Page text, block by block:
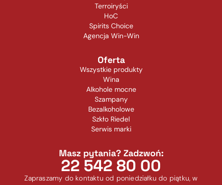
Terroiryści
HoC
Spirits Choice
Agencja Win-Win
Oferta
Wszystkie produkty
Wina
Alkohole mocne
Szampany
Bezalkoholowe
Szkło Riedel
Serwis marki
Masz pytania? Zadzwoń:
22 542 80 00
Zapraszamy do kontaktu od poniedziałku do piątku, w